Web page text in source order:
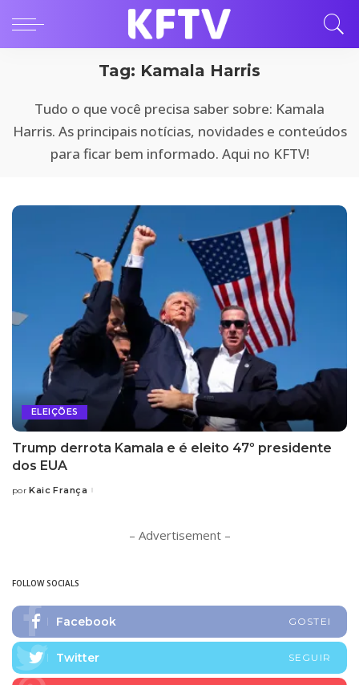
Tag: Kamala Harris
Tudo o que você precisa saber sobre: Kamala
Harris. As principais notícias, novidades e conteúdos
para ficar bem informado. Aqui no KFTV!
ELEIÇÕES
Trump derrota Kamala e é eleito 47º presidente
dos EUA
Posted
por Kaic França
– Advertisement –
FOLLOW SOCIALS
Facebook GOSTEI
Twitter SEGUIR